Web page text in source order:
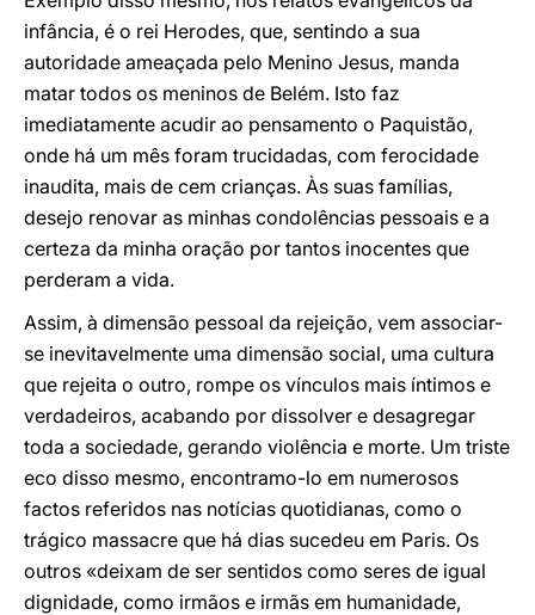
infância, é o rei Herodes, que, sentindo a sua
autoridade ameaçada pelo Menino Jesus, manda
matar todos os meninos de Belém. Isto faz
imediatamente acudir ao pensamento o Paquistão,
onde há um mês foram trucidadas, com ferocidade
inaudita, mais de cem crianças. Às suas famílias,
desejo renovar as minhas condolências pessoais e a
certeza da minha oração por tantos inocentes que
perderam a vida.
Assim, à dimensão pessoal da rejeição, vem associar-
se inevitavelmente uma dimensão social, uma cultura
que rejeita o outro, rompe os vínculos mais íntimos e
verdadeiros, acabando por dissolver e desagregar
toda a sociedade, gerando violência e morte. Um triste
eco disso mesmo, encontramo-lo em numerosos
factos referidos nas notícias quotidianas, como o
trágico massacre que há dias sucedeu em Paris. Os
outros «deixam de ser sentidos como seres de igual
dignidade, como irmãos e irmãs em humanidade,